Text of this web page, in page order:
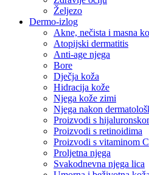
Željezo
Dermo-izlog
Akne, nečista i masna
Atopijski dermatitis
Anti-age njega
Bore
Dječja koža
Hidracija kože
Njega kože zimi
Njega nakon
Proizvodi s
Proizvodi s retinoidima
Proizvodi s vitaminom C
Proljetna njega
Svakodnevna njega lica